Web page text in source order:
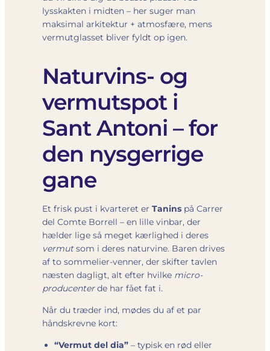
lysskakten i midten – her suger man
maksimal arkitektur + atmosfære, mens
vermutglasset bliver fyldt op igen.
Naturvins- og
vermutspot i
Sant Antoni – for
den nysgerrige
gane
Et frisk pust i kvarteret er Tanins på Carrer
del Comte Borrell – en lille vinbar, der
hælder lige så meget kærlighed i deres
vermutsom i deres naturvine. Baren drives
af to sommelier-venner, der skifter tavlen
næsten dagligt, alt efter hvilke micro-
producenterde har fået fat i.
Når du træder ind, mødes du af et par
håndskrevne kort:
“Vermut del dia” – typisk en rød eller